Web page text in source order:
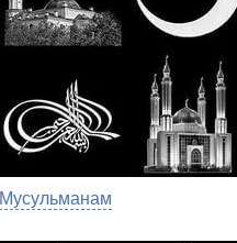
Мусульманам